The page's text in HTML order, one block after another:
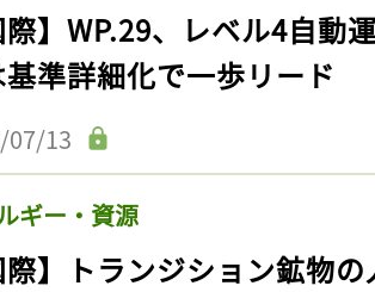
際】WP.29、レベル4自動
基準詳細化で一歩リード
07/13
ギー・資源
際】トランジション鉱物